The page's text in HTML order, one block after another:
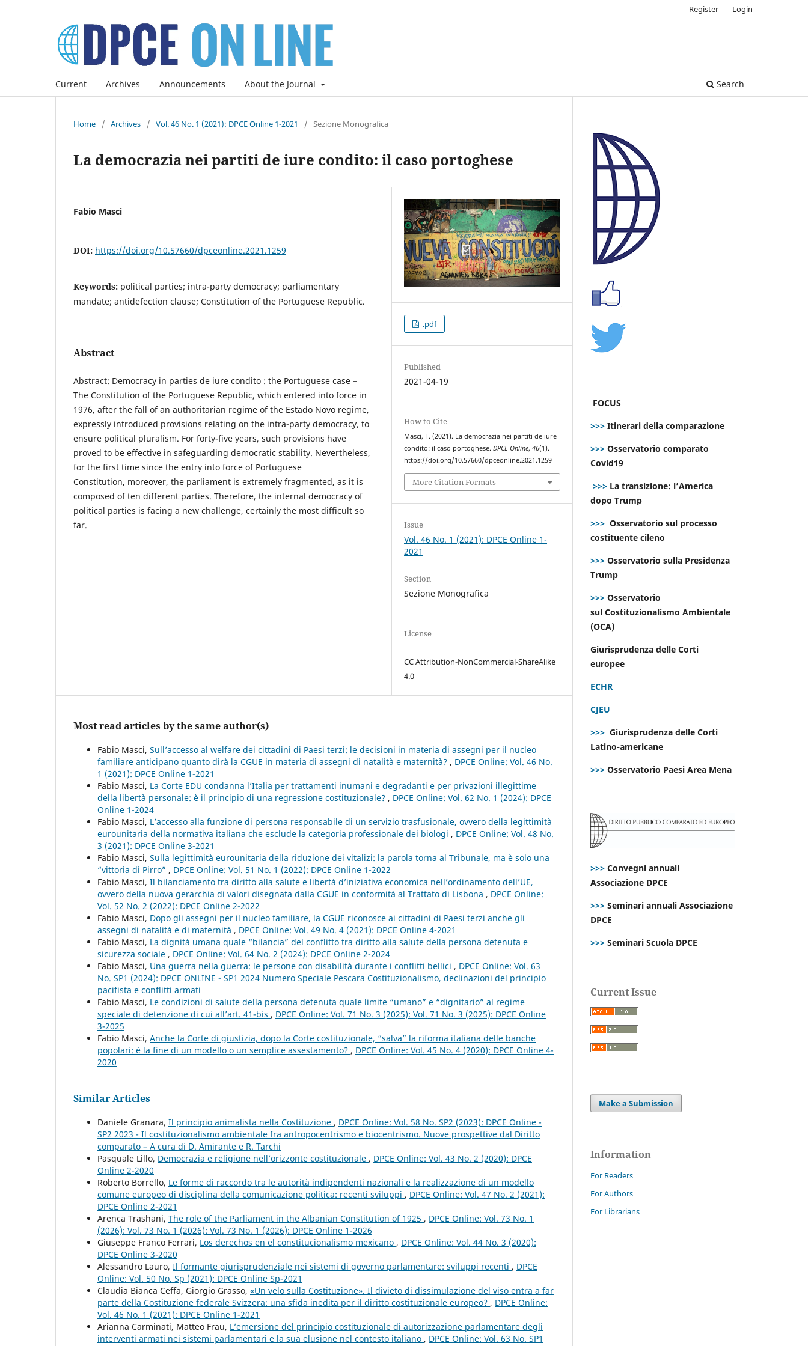
Current Archives Announcements About the Journal Search
Register Login
Home / Archives / Vol. 46 No. 1 (2021): DPCE Online 1-2021 / Sezione Monografica
La democrazia nei partiti de iure condito: il caso portoghese
Fabio Masci
DOI: https://doi.org/10.57660/dpceonline.2021.1259
Keywords: political parties; intra-party democracy; parliamentary
mandate; antidefection clause; Constitution of the Portuguese Republic.
Abstract
Abstract: Democracy in parties de iure condito : the Portuguese case –
The Constitution of the Portuguese Republic, which entered into force in
1976, after the fall of an authoritarian regime of the Estado Novo regime,
expressly introduced provisions relating on the intra-party democracy, to
ensure political pluralism. For forty-five years, such provisions have
proved to be effective in safeguarding democratic stability. Nevertheless,
for the first time since the entry into force of Portuguese
Constitution, moreover, the parliament is extremely fragmented, as it is
composed of ten different parties. Therefore, the internal democracy of
political parties is facing a new challenge, certainly the most difficult so
far.
.pdf
Published
2021-04-19
How to Cite
Masci, F. (2021). La democrazia nei partiti de iure
condito: il caso portoghese.DPCE Online,46(1).
https://doi.org/10.57660/dpceonline.2021.1259
More Citation Formats
Issue
Vol. 46 No. 1 (2021): DPCE Online 1-
2021
Section
Sezione Monografica
License
CC Attribution-NonCommercial-ShareAlike
4.0
Most read articles by the same author(s)
Fabio Masci, Sull’accesso al welfare dei cittadini di Paesi terzi: le decisioni in materia di assegni per il nucleo
familiare anticipano quanto dirà la CGUE in materia di assegni di natalità e maternità? , DPCE Online: Vol. 46 No.
1 (2021): DPCE Online 1-2021
Fabio Masci, La Corte EDU condanna l’Italia per trattamenti inumani e degradanti e per privazioni illegittime
della libertà personale: è il principio di una regressione costituzionale? , DPCE Online: Vol. 62 No. 1 (2024): DPCE
Online 1-2024
Fabio Masci, L’accesso alla funzione di persona responsabile di un servizio trasfusionale, ovvero della legittimità
eurounitaria della normativa italiana che esclude la categoria professionale dei biologi , DPCE Online: Vol. 48 No.
3 (2021): DPCE Online 3-2021
Fabio Masci, Sulla legittimità eurounitaria della riduzione dei vitalizi: la parola torna al Tribunale, ma è solo una
“vittoria di Pirro” , DPCE Online: Vol. 51 No. 1 (2022): DPCE Online 1-2022
Fabio Masci, Il bilanciamento tra diritto alla salute e libertà d’iniziativa economica nell’ordinamento dell’UE,
ovvero della nuova gerarchia di valori disegnata dalla CGUE in conformità al Trattato di Lisbona , DPCE Online:
Vol. 52 No. 2 (2022): DPCE Online 2-2022
Fabio Masci, Dopo gli assegni per il nucleo familiare, la CGUE riconosce ai cittadini di Paesi terzi anche gli
assegni di natalità e di maternità , DPCE Online: Vol. 49 No. 4 (2021): DPCE Online 4-2021
Fabio Masci, La dignità umana quale “bilancia” del conflitto tra diritto alla salute della persona detenuta e
sicurezza sociale , DPCE Online: Vol. 64 No. 2 (2024): DPCE Online 2-2024
Fabio Masci, Una guerra nella guerra: le persone con disabilità durante i conflitti bellici , DPCE Online: Vol. 63
No. SP1 (2024): DPCE ONLINE - SP1 2024 Numero Speciale Pescara Costituzionalismo, declinazioni del principio
pacifista e conflitti armati
Fabio Masci, Le condizioni di salute della persona detenuta quale limite “umano” e “dignitario” al regime
speciale di detenzione di cui all’art. 41-bis , DPCE Online: Vol. 71 No. 3 (2025): Vol. 71 No. 3 (2025): DPCE Online
3-2025
Fabio Masci, Anche la Corte di giustizia, dopo la Corte costituzionale, “salva” la riforma italiana delle banche
popolari: è la fine di un modello o un semplice assestamento? , DPCE Online: Vol. 45 No. 4 (2020): DPCE Online 4-
2020
Similar Articles
Daniele Granara, Il principio animalista nella Costituzione , DPCE Online: Vol. 58 No. SP2 (2023): DPCE Online -
SP2 2023 - Il costituzionalismo ambientale fra antropocentrismo e biocentrismo. Nuove prospettive dal Diritto
comparato – A cura di D. Amirante e R. Tarchi
Pasquale Lillo, Democrazia e religione nell’orizzonte costituzionale , DPCE Online: Vol. 43 No. 2 (2020): DPCE
Online 2-2020
Roberto Borrello, Le forme di raccordo tra le autorità indipendenti nazionali e la realizzazione di un modello
comune europeo di disciplina della comunicazione politica: recenti sviluppi , DPCE Online: Vol. 47 No. 2 (2021):
DPCE Online 2-2021
Arenca Trashani, The role of the Parliament in the Albanian Constitution of 1925 , DPCE Online: Vol. 73 No. 1
(2026): Vol. 73 No. 1 (2026): Vol. 73 No. 1 (2026): DPCE Online 1-2026
Giuseppe Franco Ferrari, Los derechos en el constitucionalismo mexicano , DPCE Online: Vol. 44 No. 3 (2020):
DPCE Online 3-2020
Alessandro Lauro, Il formante giurisprudenziale nei sistemi di governo parlamentare: sviluppi recenti , DPCE
Online: Vol. 50 No. Sp (2021): DPCE Online Sp-2021
Claudia Bianca Ceffa, Giorgio Grasso, «Un velo sulla Costituzione». Il divieto di dissimulazione del viso entra a far
parte della Costituzione federale Svizzera: una sfida inedita per il diritto costituzionale europeo? , DPCE Online:
Vol. 46 No. 1 (2021): DPCE Online 1-2021
Arianna Carminati, Matteo Frau, L’emersione del principio costituzionale di autorizzazione parlamentare degli
interventi armati nei sistemi parlamentari e la sua elusione nel contesto italiano , DPCE Online: Vol. 63 No. SP1
FOCUS
>>> Itinerari della comparazione
>>> Osservatorio comparato
Covid19
>>> La transizione: l’America
dopo Trump
>>> Osservatorio sul processo
costituente cileno
>>> Osservatorio sulla Presidenza
Trump
>>> Osservatorio
sul Costituzionalismo Ambientale
(OCA)
Giurisprudenza delle Corti
europee
ECHR
CJEU
>>> Giurisprudenza delle Corti
Latino-americane
>>> Osservatorio Paesi Area Mena
>>> Convegni annuali
Associazione DPCE
>>> Seminari annuali Associazione
DPCE
>>> Seminari Scuola DPCE
Current Issue
Make a Submission
Information
For Readers
For Authors
For Librarians